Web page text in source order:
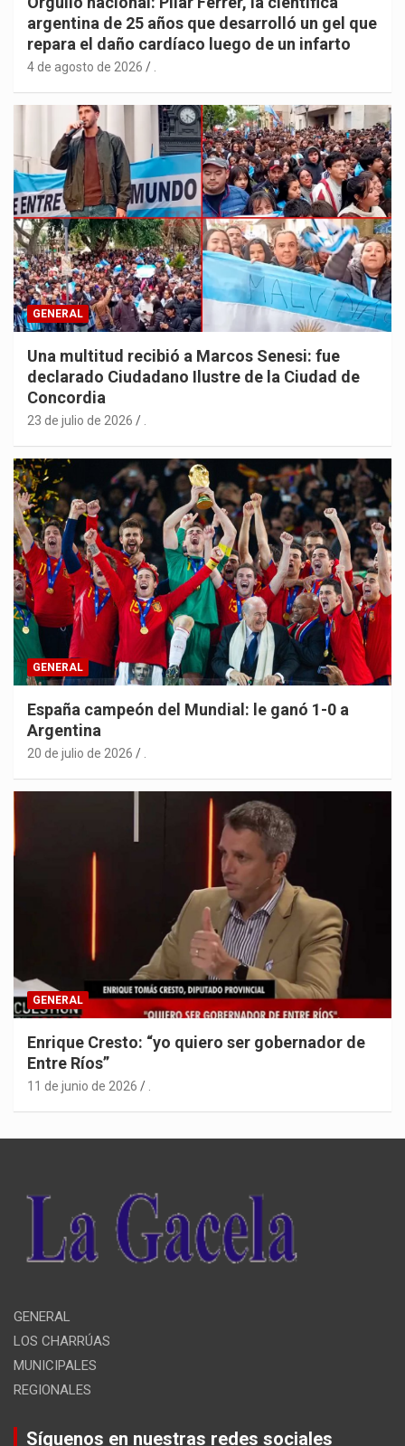
argentina de 25 años que desarrolló un gel que
repara el daño cardíaco luego de un infarto
4 de agosto de 2026 .
GENERAL
Una multitud recibió a Marcos Senesi: fue
declarado Ciudadano Ilustre de la Ciudad de
Concordia
23 de julio de 2026 .
GENERAL
España campeón del Mundial: le ganó 1-0 a
Argentina
20 de julio de 2026
GENERAL
Enrique Cresto: “yo quiero ser gobernador de
Entre Ríos”
11 de junio de 2026
GENERAL
LOS CHARRÚAS
MUNICIPALES
REGIONALES
Síguenos en nuestras redes sociales